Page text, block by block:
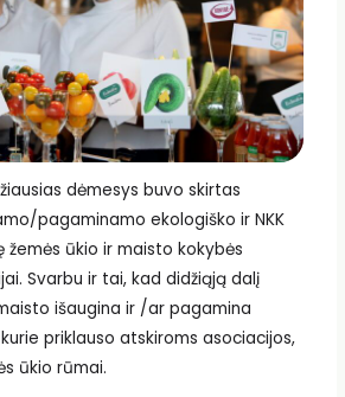
dėmesys buvo skirtas
pagaminamo ekologiško ir NKK
žemės ūkio ir maisto kokybės
Svarbu ir tai, kad didžiąją dalį
išaugina ir /ar pagamina
kurie priklauso atskiroms asociacijos,
ūkio rūmai.